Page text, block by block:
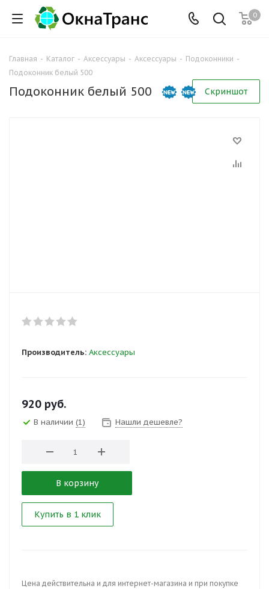
0
Главная - Каталог - Аксессуары - Аксессуары - Подоконники -
Подоконник белый 500
Скриншот
Подоконник белый 500
Производитель: Аксессуары
920 руб.
В наличии (1) Нашли дешевле?
В корзину
Купить в 1 клик
Цена действительна и для интернет-магазина и при покупке